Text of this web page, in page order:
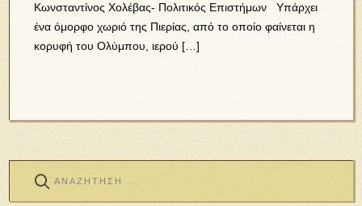
Κωνσταντίνος Χολέβας- Πολιτικός Επιστήμων Υπάρχει
ένα όμορφο χωριό της Πιερίας, από το οποίο φαίνεται η
κορυφή του Ολύμπου, ιερού […]